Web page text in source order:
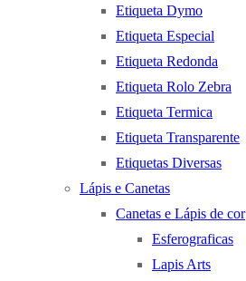
Etiqueta Dymo
Etiqueta Especial
Etiqueta Redonda
Etiqueta Rolo Zebra
Etiqueta Termica
Etiqueta Transparente
Etiquetas Diversas
Lápis e Canetas
Canetas e Lápis de cor
Esferograficas
Lapis Arts